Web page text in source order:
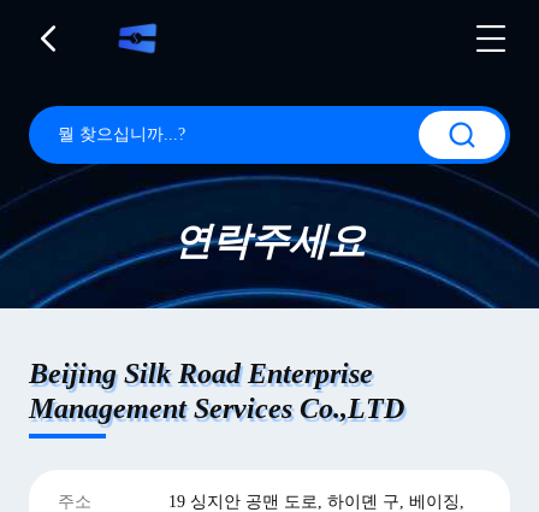
연락주세요
Beijing Silk Road Enterprise
Management Services Co.,LTD
주소
19 싱지안 공맨 도로, 하이뎬 구, 베이징,